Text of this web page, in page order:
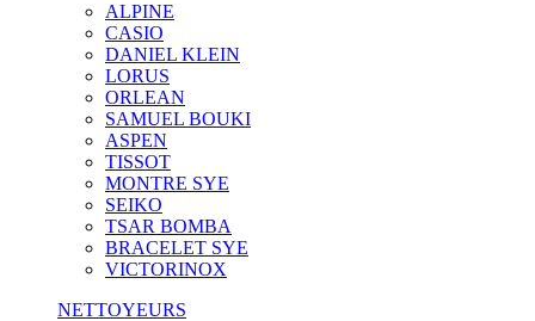
ALPINE
CASIO
DANIEL KLEIN
LORUS
ORLEAN
SAMUEL BOUKI
ASPEN
TISSOT
MONTRE SYE
SEIKO
TSAR BOMBA
BRACELET SYE
VICTORINOX
NETTOYEURS